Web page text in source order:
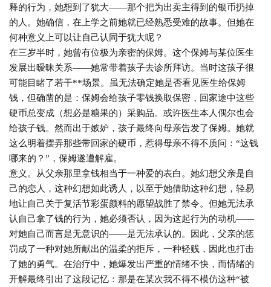
释的行为，她想到了犹大——那个把为出卖主得到的银币扔掉
的人。她确信，在上学之前她就已经熟悉受难的故事。但她在
何种意义上可以让自己认同于犹大呢？
在三岁半时，她曾有位极为亲密的保姆。这个保姆与某位医生
发展出暧昧关系——她常带着孩子去诊所拜访。当时这孩子很
可能目睹了若干**场景。虽无法确定她是否看见医生给保姆
钱，但确凿的是：保姆会给孩子零钱换取保密，回家途中这些
硬币总变成（想必是糖果的）采购品。或许医生本人偶尔也会
给孩子钱。然而出于嫉妒，孩子最终向母亲告发了保姆。她就
这么明着摆弄那些带回家的硬币，惹得母亲不得不质问：“这钱
哪来的？”，保姆遂遭解雇。
意义。从父亲那里拿钱相当于一种爱的表白。她幻想父亲是自
己的恋人，这种幻想如此诱人，以至于她借助这种幻想，轻易
地让自己关于复活节彩蛋颜料的愿望战胜了禁令。但她无法承
认自己拿了钱的行为，她必须否认，因为这起行为的动机——
对她自己而言是无意识的——是无法承认的。因此，父亲的惩
罚成了一种对她所献出的温柔的拒斥，一种轻贱，因此也打击
了她的勇气。在治疗中，她爆发出严重的情绪不快，而情绪的
开解最终引出了这段记忆：那是在某次我不得不模仿这种“被